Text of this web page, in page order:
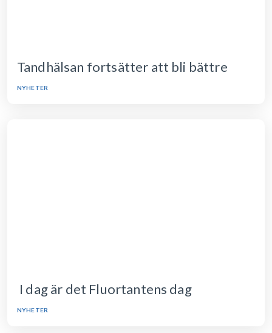
Tandhälsan fortsätter att bli bättre
NYHETER
I dag är det Fluortantens dag
NYHETER